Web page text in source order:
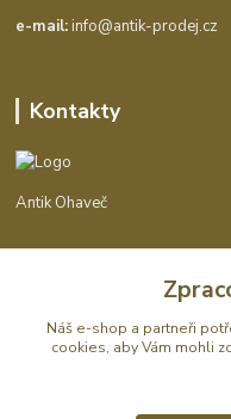
e-mail:info@antik-prodej.cz
Kontakty
Antik Ohaveč
info@antik-prodej.cz
Náš e-shop a partneři
cookies, aby Vám mohli